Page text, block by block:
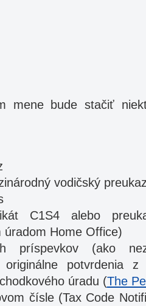
mene bude stačiť
vodičský
C1S4 alebo
úradom Home Office)
príspevkov (ako
originálne potvrdenia
úradu (The
čísle (Tax Code